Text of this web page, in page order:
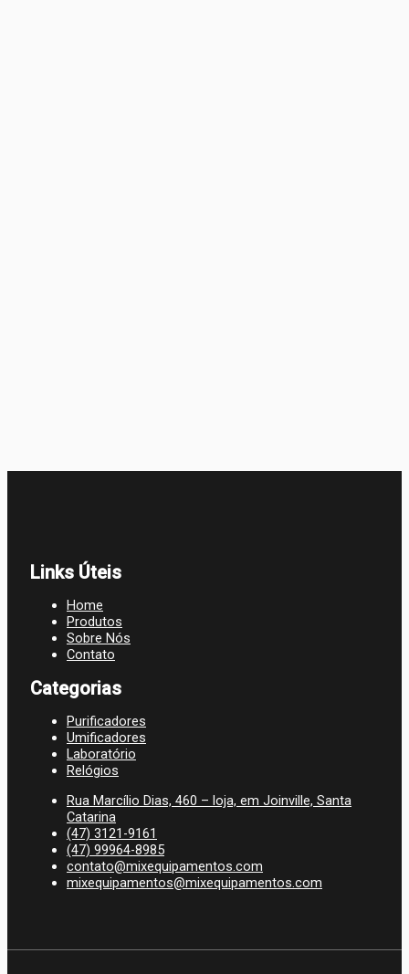
Links Úteis
Home
Produtos
Sobre Nós
Contato
Categorias
Purificadores
Umificadores
Laboratório
Relógios
Rua Marcílio Dias, 460 – loja, em Joinville, Santa
Catarina
(47) 3121-9161
(47) 99964-8985
contato@mixequipamentos.com
mixequipamentos@mixequipamentos.com